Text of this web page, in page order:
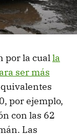
por la cualla
ser más
por ejemplo,
con las 62
Las